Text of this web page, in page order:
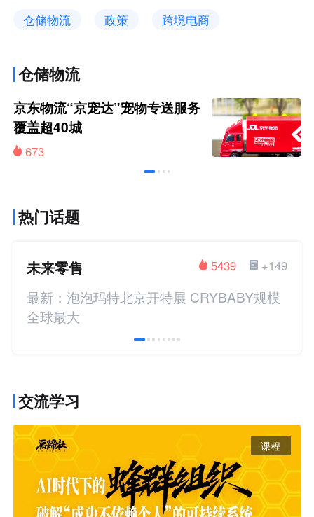
仓储物流 政策 跨境电商
仓储物流
京东物流“京宠达”宠物专送服务
覆盖超40城
673
热门话题
未来零售 +149
5439
最新：泡泡玛特北京开特展 CRYBABY规模
全球最大
交流学习
课程